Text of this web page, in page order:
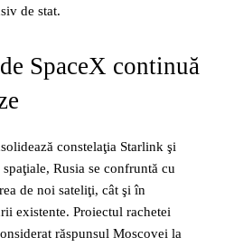
de stat.
SpaceX continuă
constelaţia Starlink şi
Rusia se confruntă cu
de noi sateliţi, cât şi în
existente. Proiectul rachetei
răspunsul Moscovei la